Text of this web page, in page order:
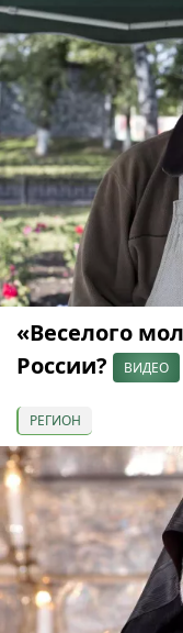
«Веселого
России?
ВИДЕО
РЕГИОН